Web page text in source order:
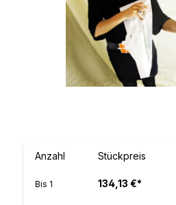
Anzahl Stückpreis
Bis 1 134,13 €*